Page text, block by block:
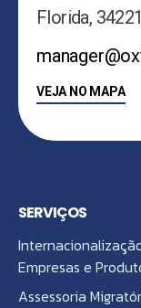
Florida,
VEJA NO MAPA
SERVIÇOS
Empresas e
Assessoria